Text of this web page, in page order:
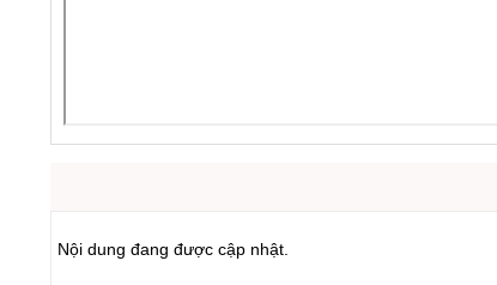
Nội dung đang được cập nhật.